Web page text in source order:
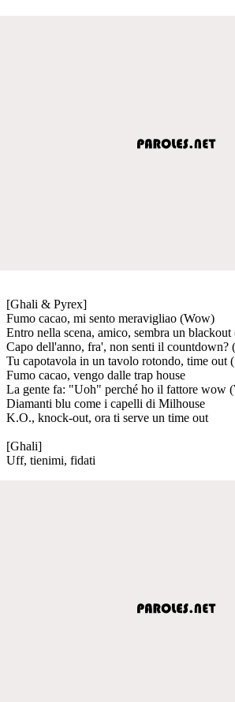
[Ghali & Pyrex]
Fumo cacao, mi sento meravigliao (Wow)
Entro nella scena, amico, sembra un
Capo dell'anno, fra', non senti il countdown?
Tu capotavola in un tavolo rotondo, time out
Fumo cacao, vengo dalle trap house
La gente fa: "Uoh" perché ho il fattore wow
Diamanti blu come i capelli di Milhouse
K.O., knock-out, ora ti serve un time out
[Ghali]
Uff, tienimi, fidati